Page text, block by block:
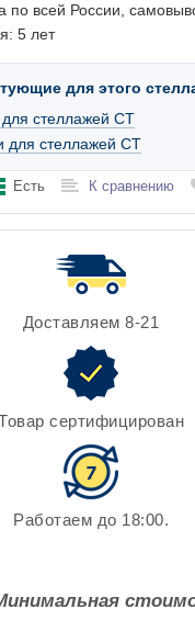
по всей России,
5 лет
для этого
стеллажей СТ
для стеллажей СТ
Есть К сравнению
Доставляем 8-21
сертифицирован
Работаем до 18:00.